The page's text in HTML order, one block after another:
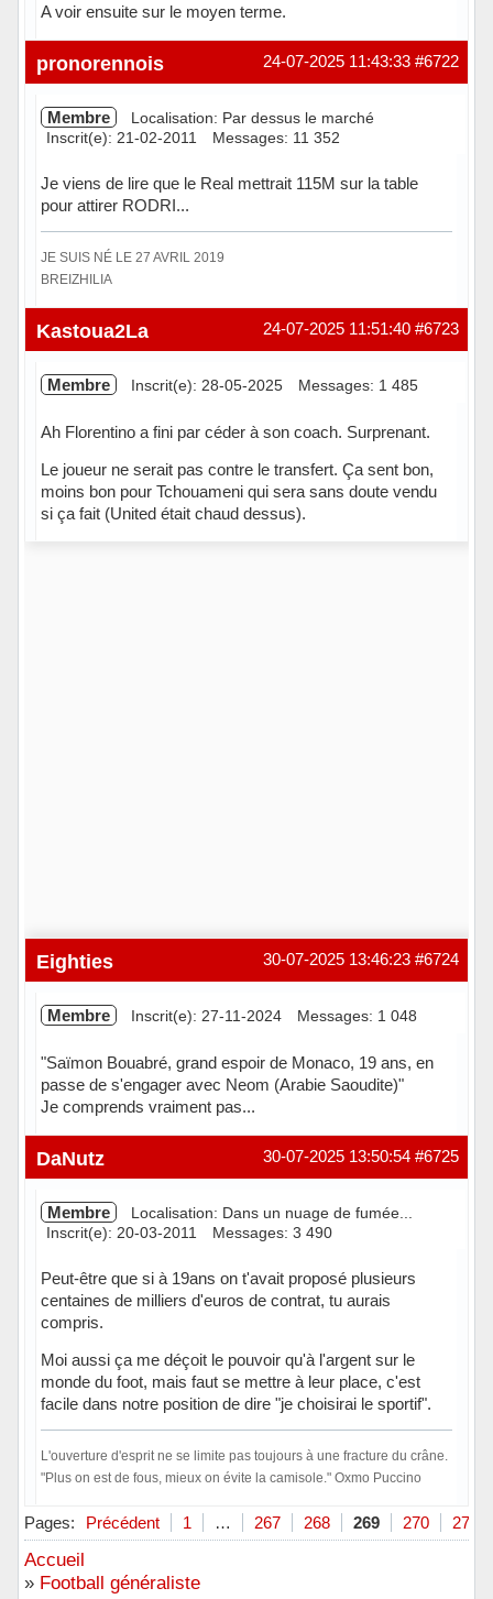
A voir ensuite sur le moyen terme.
Hors ligne #6722
24-07-2025 11:43:33
pronorennois
Membre
Localisation: Par dessus le marché
Inscrit(e): 21-02-2011
Messages: 11 352
Je viens de lire que le Real mettrait 115M sur la table
pour attirer RODRI...
JE SUIS NÉ LE 27 AVRIL 2019
BREIZHILIA
Hors ligne #6723
24-07-2025 11:51:40
Kastoua2La
Membre Inscrit(e): 28-05-2025 Messages: 1 485
Ah Florentino a fini par céder à son coach. Surprenant.
Le joueur ne serait pas contre le transfert. Ça sent bon,
moins bon pour Tchouameni qui sera sans doute vendu
si ça fait (United était chaud dessus).
#6724
30-07-2025 13:46:23
Eighties
Membre Inscrit(e): 27-11-2024 Messages: 1 048
"Saïmon Bouabré, grand espoir de Monaco, 19 ans, en
passe de s'engager avec Neom (Arabie Saoudite)"
Je comprends vraiment pas...
Hors ligne #6725
30-07-2025 13:50:54
DaNutz
Membre
Localisation: Dans un nuage de fumée...
Inscrit(e): 20-03-2011
Messages: 3 490
Peut-être que si à 19ans on t'avait proposé plusieurs
centaines de milliers d'euros de contrat, tu aurais
compris.
Moi aussi ça me déçoit le pouvoir qu'à l'argent sur le
monde du foot, mais faut se mettre à leur place, c'est
facile dans notre position de dire "je choisirai le sportif".
L'ouverture d'esprit ne se limite pas toujours à une fracture du crâne.
"Plus on est de fous, mieux on évite la camisole." Oxmo Puccino
Hors ligne
Pages: Précédent 1 … 267 268 269 270 271
Accueil
» Football généraliste